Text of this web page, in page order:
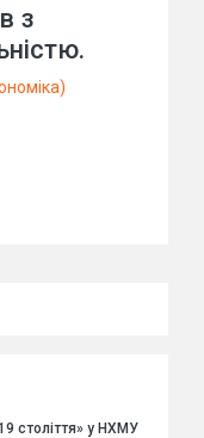
з
століття» у НХМУ